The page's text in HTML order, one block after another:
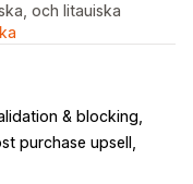
och litauiska
& blocking
purchase upsell